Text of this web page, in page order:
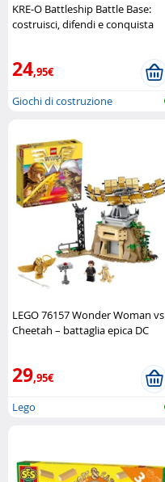
KRE-O Battleship Battle Base:
costruisci, difendi e conquista
24,95€
Giochi di costruzione
LEGO 76157 Wonder Woman vs
Cheetah – battaglia epica DC
29,95€
Lego